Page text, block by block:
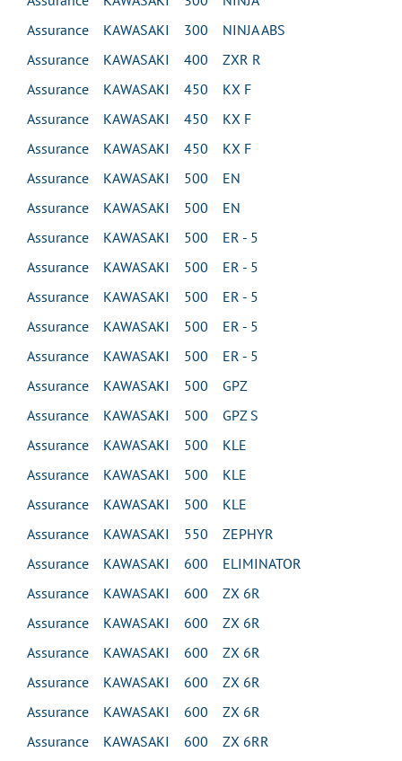
Assurance KAWASAKI 300 NINJA ABS
Assurance KAWASAKI 400 ZXR R
Assurance KAWASAKI 450 KX F
Assurance KAWASAKI 450 KX F
Assurance KAWASAKI 450 KX F
Assurance KAWASAKI 500 EN
Assurance KAWASAKI 500 EN
Assurance KAWASAKI 500 ER - 5
Assurance KAWASAKI 500 ER - 5
Assurance KAWASAKI 500 ER - 5
Assurance KAWASAKI 500 ER - 5
Assurance KAWASAKI 500 ER - 5
Assurance KAWASAKI 500 GPZ
Assurance KAWASAKI 500 GPZ S
Assurance KAWASAKI 500 KLE
Assurance KAWASAKI 500 KLE
Assurance KAWASAKI 500 KLE
Assurance KAWASAKI 550 ZEPHYR
Assurance KAWASAKI 600 ELIMINATOR
Assurance KAWASAKI 600 ZX 6R
Assurance KAWASAKI 600 ZX 6R
Assurance KAWASAKI 600 ZX 6R
Assurance KAWASAKI 600 ZX 6R
Assurance KAWASAKI 600 ZX 6R
Assurance KAWASAKI 600 ZX 6RR